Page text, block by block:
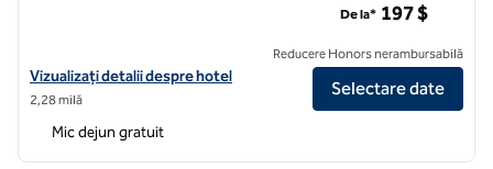
Vizualizați detaliile hotelului pentru Homewood Suites by Hilton
Vizualizați detalii despre hotel
2,28 milă
De la* 197 $
Reducere Honors nerambursabilă
Selectare date
Mic dejun gratuit